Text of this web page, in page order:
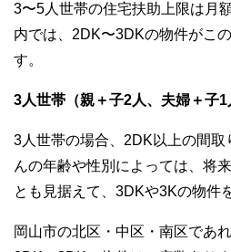
3〜5人世帯の住宅扶助上限は月
内では、2DK〜3DKの物件がこ
す。
3人世帯（親＋子2人、夫婦＋子1
3人世帯の場合、2DK以上の間取
んの年齢や性別によっては、将
とも見据えて、3DKや3Kの物件
岡山市の北区・中区・南区であ